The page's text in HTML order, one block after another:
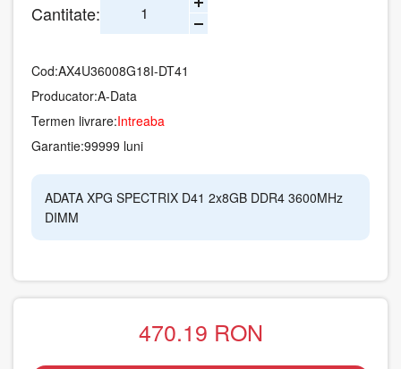
Cantitate:
Cod:AX4U36008G18I-DT41
Producator:A-Data
Termen livrare:Intreaba
Garantie:99999 luni
ADATA XPG SPECTRIX D41 2x8GB DDR4 3600MHz
DIMM
470.19 RON